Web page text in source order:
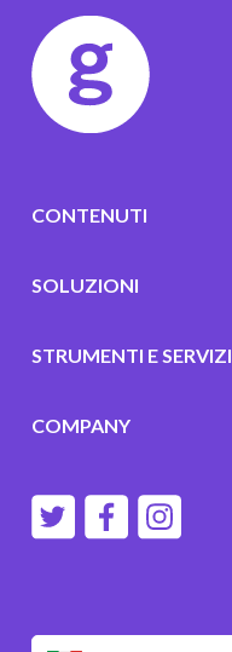
CONTENUTI
SOLUZIONI
STRUMENTI E SERVIZI
COMPANY